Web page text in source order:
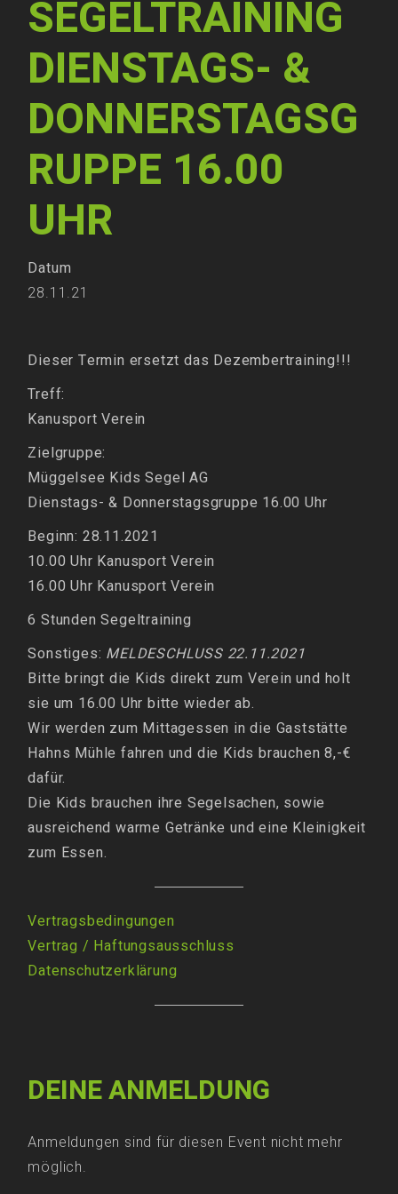
SEGELTRAINING
DIENSTAGS- &
DONNERSTAGSG
RUPPE 16.00
UHR
Datum
28.11.21
Dieser Termin ersetzt das Dezembertraining!!!
Treff:
Kanusport Verein
Zielgruppe:
Müggelsee Kids Segel AG
Dienstags- & Donnerstagsgruppe 16.00 Uhr
Beginn: 28.11.2021
10.00 Uhr Kanusport Verein
16.00 Uhr Kanusport Verein
6 Stunden Segeltraining
Sonstiges: MELDESCHLUSS 22.11.2021
Bitte bringt die Kids direkt zum Verein und holt
sie um 16.00 Uhr bitte wieder ab.
Wir werden zum Mittagessen in die Gaststätte
Hahns Mühle fahren und die Kids brauchen 8,-€
dafür.
Die Kids brauchen ihre Segelsachen, sowie
ausreichend warme Getränke und eine Kleinigkeit
zum Essen.
Vertragsbedingungen
Vertrag / Haftungsausschluss
Datenschutzerklärung
DEINE ANMELDUNG
Anmeldungen sind für diesen Event nicht mehr
möglich.